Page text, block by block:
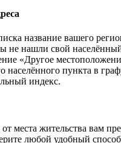
название вашего
не нашли свой
«Другое
населённого пункта в
индекс.
места жительства вам
любой удобный